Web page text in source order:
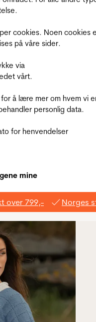
cookies. Noen cookies
på våre sider.
via
vårt.
å lære mer om hvem vi
personlig data.
for henvendelser
mine
over 799,- Norges